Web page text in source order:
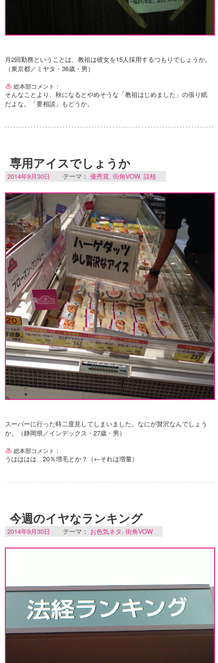
月2回勤務ということは、教祖は彼女を15人採用するつもりでしょうか。
（東京都／ミヤタ・36歳・男）
総本部コメント：
そんなことより、秋になるとやめそうな「教祖はじめました」の張り紙
だよな。「要相談」もどうか。
専用アイスでしょうか
2014年9月30日 テーマ： 優秀賞, 街角VOW, 誤植
スーパーに行った時二度見してしまいました。なにが贅沢なんでしょう
か。（静岡県／インデックス・27歳・男）
総本部コメント：
うはははは、20％増毛とか？（←それは増量）
今週のイヤなランキング
2014年9月30日 テーマ： お色気ネタ, 街角VOW